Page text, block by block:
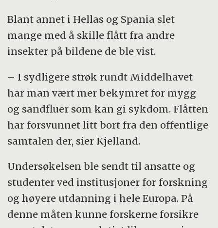
Blant annet i Hellas og Spania slet
mange med å skille flått fra andre
insekter på bildene de ble vist.
– I sydligere strøk rundt Middelhavet
har man vært mer bekymret for mygg
og sandfluer som kan gi sykdom. Flåtten
har forsvunnet litt bort fra den offentlige
samtalen der, sier Kjelland.
Undersøkelsen ble sendt til ansatte og
studenter ved institusjoner for forskning
og høyere utdanning i hele Europa. På
denne måten kunne forskerne forsikre